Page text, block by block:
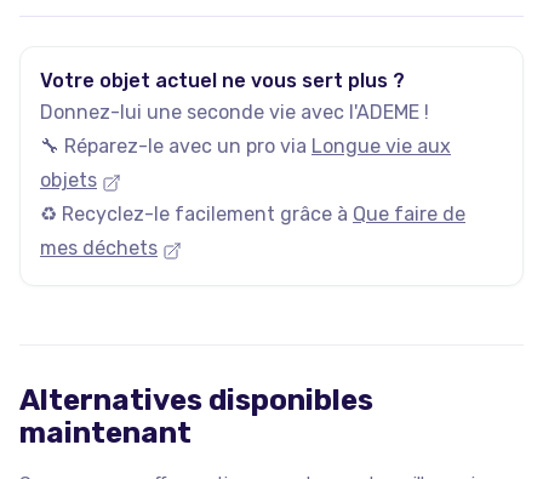
Votre objet actuel ne vous sert plus ?
Donnez-lui une seconde vie avec l'ADEME !
🔧 Réparez-le avec un pro via Longue vie aux
objets
♻️ Recyclez-le facilement grâce à Que faire de
mes déchets
Alternatives disponibles
maintenant